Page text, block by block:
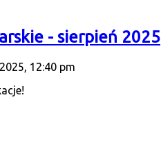
- sierpień 2025
12:40 pm